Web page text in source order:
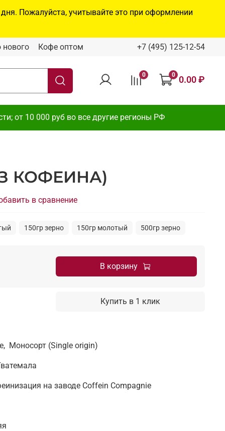
Пожалуйста, учитывайте это при оформлении
нового Кофе оптом +7 (495) 125-12-54
0 0 0.00 ₽
от 10 000 руб во все другие регионы РФ
КОФЕИНА)
в сравнение
150гр зерно 150гр молотый 500гр зерно
В корзину
Купить в 1 клик
Моносорт (Single origin)
на заводе Coffein Compagnie